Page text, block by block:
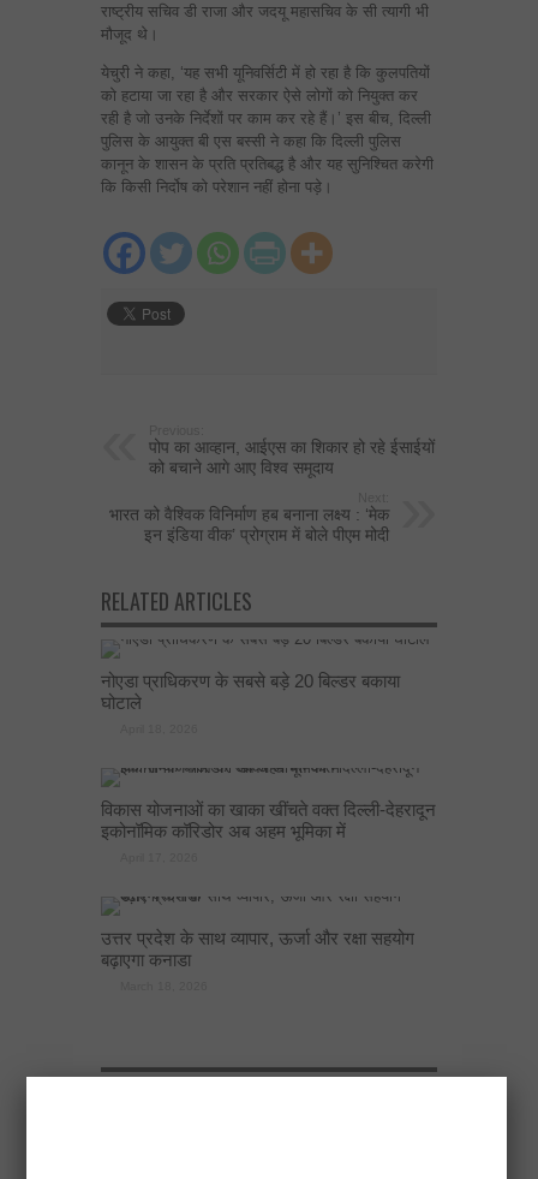
राष्ट्रीय सचिव डी राजा और जदयू महासचिव के सी त्यागी भी
मौजूद थे।
येचुरी ने कहा, ‘यह सभी यूनिवर्सिटी में हो रहा है कि कुलपतियों
को हटाया जा रहा है और सरकार ऐसे लोगों को नियुक्त कर
रही है जो उनके निर्देशों पर काम कर रहे हैं।’ इस बीच, दिल्ली
पुलिस के आयुक्त बी एस बस्सी ने कहा कि दिल्ली पुलिस
कानून के शासन के प्रति प्रतिबद्ध है और यह सुनिश्चित करेगी
कि किसी निर्दोष को परेशान नहीं होना पड़े।
पोप का आव्हान, आईएस का शिकार हो रहे ईसाईयों
को बचाने आगे आए विश्व समूदाय
भारत को वैश्विक विनिर्माण हब बनाना लक्ष्य : ‘मेक
इन इंडिया वीक’ प्रोग्राम में बोले पीएम मोदी
RELATED ARTICLES
नोएडा प्राधिकरण के सबसे बड़े 20 बिल्डर बकाया
घोटाले
विकास योजनाओं का खाका खींचते वक्त दिल्ली-देहरादून
इकोनॉमिक कॉरिडोर अब अहम भूमिका में
उत्तर प्रदेश के साथ व्यापार, ऊर्जा और रक्षा सहयोग
बढ़ाएगा कनाडा